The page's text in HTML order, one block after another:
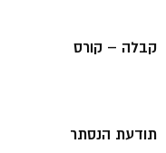
קבלה – קורס
תודעת הנסתר